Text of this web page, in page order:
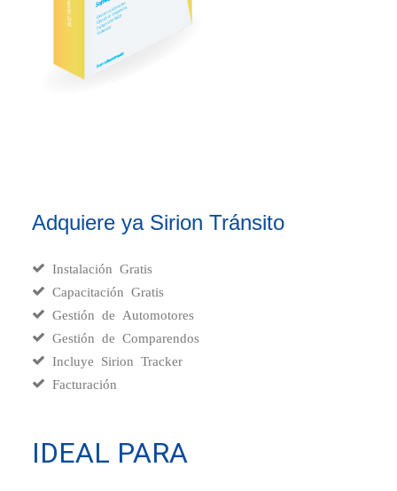
Adquiere ya Sirion Tránsito
Instalación Gratis
Capacitación Gratis
Gestión de Automotores
Gestión de Comparendos
Incluye Sirion Tracker
Facturación
IDEAL PARA